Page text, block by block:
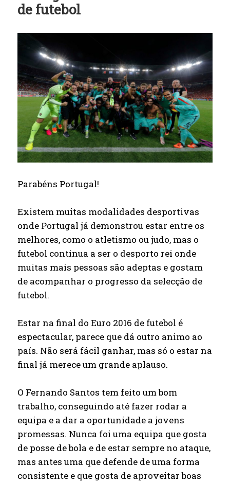
de futebol
Parabéns Portugal!
Existem muitas modalidades desportivas
onde Portugal já demonstrou estar entre os
melhores, como o atletismo ou judo, mas o
futebol continua a ser o desporto rei onde
muitas mais pessoas são adeptas e gostam
de acompanhar o progresso da selecção de
futebol.
Estar na final do Euro 2016 de futebol é
espectacular, parece que dá outro animo ao
país. Não será fácil ganhar, mas só o estar na
final já merece um grande aplauso.
O Fernando Santos tem feito um bom
trabalho, conseguindo até fazer rodar a
equipa e a dar a oportunidade a jovens
promessas. Nunca foi uma equipa que gosta
de posse de bola e de estar sempre no ataque,
mas antes uma que defende de uma forma
consistente e que gosta de aproveitar boas